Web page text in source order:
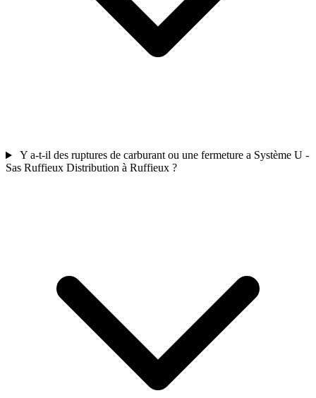
Y a-t-il des ruptures de carburant ou une fermeture a Système U -
Sas Ruffieux Distribution à Ruffieux ?